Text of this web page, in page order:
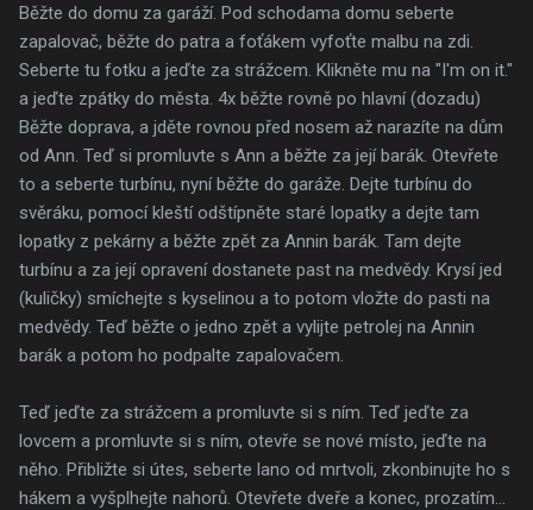
Běžte do domu za garáží. Pod schodama domu seberte
zapalovač, běžte do patra a foťákem vyfoťte malbu na zdi.
Seberte tu fotku a jeďte za strážcem. Klikněte mu na "I'm on it."
a jeďte zpátky do města. 4x běžte rovně po hlavní (dozadu)
Běžte doprava, a jděte rovnou před nosem až narazíte na dům
od Ann. Teď si promluvte s Ann a běžte za její barák. Otevřete
to a seberte turbínu, nyní běžte do garáže. Dejte turbínu do
svěráku, pomocí kleští odštípněte staré lopatky a dejte tam
lopatky z pekárny a běžte zpět za Annin barák. Tam dejte
turbínu a za její opravení dostanete past na medvědy. Krysí jed
(kuličky) smíchejte s kyselinou a to potom vložte do pasti na
medvědy. Teď běžte o jedno zpět a vylijte petrolej na Annin
barák a potom ho podpalte zapalovačem.
Teď jeďte za strážcem a promluvte si s ním. Teď jeďte za
lovcem a promluvte si s ním, otevře se nové místo, jeďte na
něho. Přibližte si útes, seberte lano od mrtvoli, zkonbinujte ho s
hákem a vyšplhejte nahorů. Otevřete dveře a konec, prozatím...